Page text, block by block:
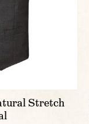
Stretch